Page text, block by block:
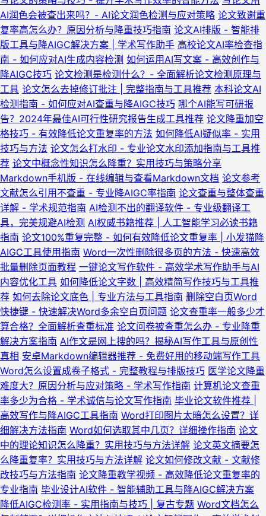
AI润色会被查出来吗？- AI论文润色检测与应对策略 论文致谢重
复率高怎么办？原因分析与降重技巧指南 论文AI排版 - 智能排
版工具与降AIGC解决方案 | 学术写作助手 高校论文AI率检查指
南 - 如何应对AI生成内容检测 如何运用AI写文案 - 高效创作与
降AIGC技巧 论文检测是检测什么？- 全面解析论文检测原理与
工具 论文怎么去掉修订批注 | 完整指南与工具推荐 本科论文AI
检测指南 - 如何应对AI查重与降AIGC技巧 哪个AI能写可研报
告？2024年最佳AI可行性研究报告生成工具推荐 论文降重加空
格技巧 - 有效降低论文重复率的方法 如何降低AI疑似率 - 实用
技巧与方法 论文怎么打水印 - 专业论文水印添加指南与工具推
荐 论文中概念性知识怎么降重？实用技巧与策略分享
Markdown手机版 - 在线编辑与查看Markdown文档 论文参考
文献怎么引用不查重 - 专业降AIGC率指南 论文查重与整体查重
详解 - 学术规范指南 AI检测不出的翻译软件 - 专业级翻译工
具，完美规避AI检测 AI权威书籍推荐 | 人工智能学习必读书籍
指南 论文100%重复完整 - 如何有效降低论文重复率 | 小发猫降
AIGC工具使用指南 Word一次性删除很多页的方法 - 快速高效
批量删除页面教程 一键论文写作软件 - 高效学术写作助手与AI
内容优化工具 如何降低论文字数 | 高效精简写作技巧与工具推
荐 如何去除论文底色 | 专业方法与工具指南 删除空白页Word
快捷键 - 快速解决Word多余空白页问题 论文查重率一般多少才
算合格？全面解析查重标准 论文问卷被查重怎么办 - 专业降重
解决方案指南 AI作文是网上搜的吗？揭秘AI写作工具与原创性
真相 安卓Markdown编辑器推荐 - 免费好用的移动端写作工具
Word怎么设置成卷子格式 - 完整教程与排版技巧 医学论文降重
难度大？原因分析与应对策略 - 学术写作指南 计算机论文查重
率多少为合格 - 学术诚信与论文写作指南 毕业论文软件推荐 |
高效写作与降AIGC工具指南 Word打印图片太暗怎么设置？详
细解决方法指南 Word如何选取其中几页？详细操作指南 论文
中的理论知识怎么降重？实用技巧与方法详解 论文英文摘要怎
么降重复率？实用技巧与方法详解 论文如何修改文献 - 文献修
改技巧与方法指南 论文降重教学视频 - 高效降低论文重复率的
专业指南 毕业设计AI软件 - 智能辅助工具与降AIGC解决方案
降低AIGC检测率 - 实用指南与技巧 | 复古专题 Word文档怎么